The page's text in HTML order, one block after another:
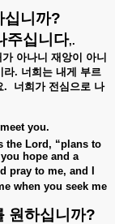
십니까?
주십니다,.
가 아나니 재앙이
아니
라. 너희는 내게 부르
. 너희가 전심으로 나
you.
the Lord, “plans to
hope and a
pray to me, and I
when you seek me
원하십니까?